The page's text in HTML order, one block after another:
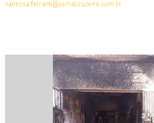
vanessa.ferranti@jornalcruzeiro.com.br